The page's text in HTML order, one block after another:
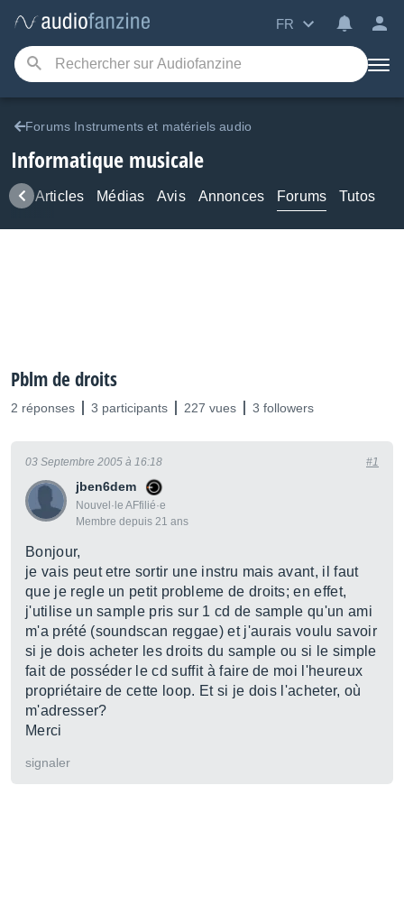
FR
Forums Instruments et matériels audio
Informatique musicale
Articles Médias Avis Annonces Forums Tutos
Pblm de droits
2 réponses 3 participants 227 vues 3 followers
jben6dem
Nouvel·le AFfilié·e
Membre depuis 21 ans
03 Septembre 2005 à 16:18 #1
Bonjour,
je vais peut etre sortir une instru mais avant, il faut
que je regle un petit probleme de droits; en effet,
j'utilise un sample pris sur 1 cd de sample qu'un ami
m'a prété (soundscan reggae) et j'aurais voulu savoir
si je dois acheter les droits du sample ou si le simple
fait de posséder le cd suffit à faire de moi l'heureux
propriétaire de cette loop. Et si je dois l'acheter, où
m'adresser?
Merci
signaler